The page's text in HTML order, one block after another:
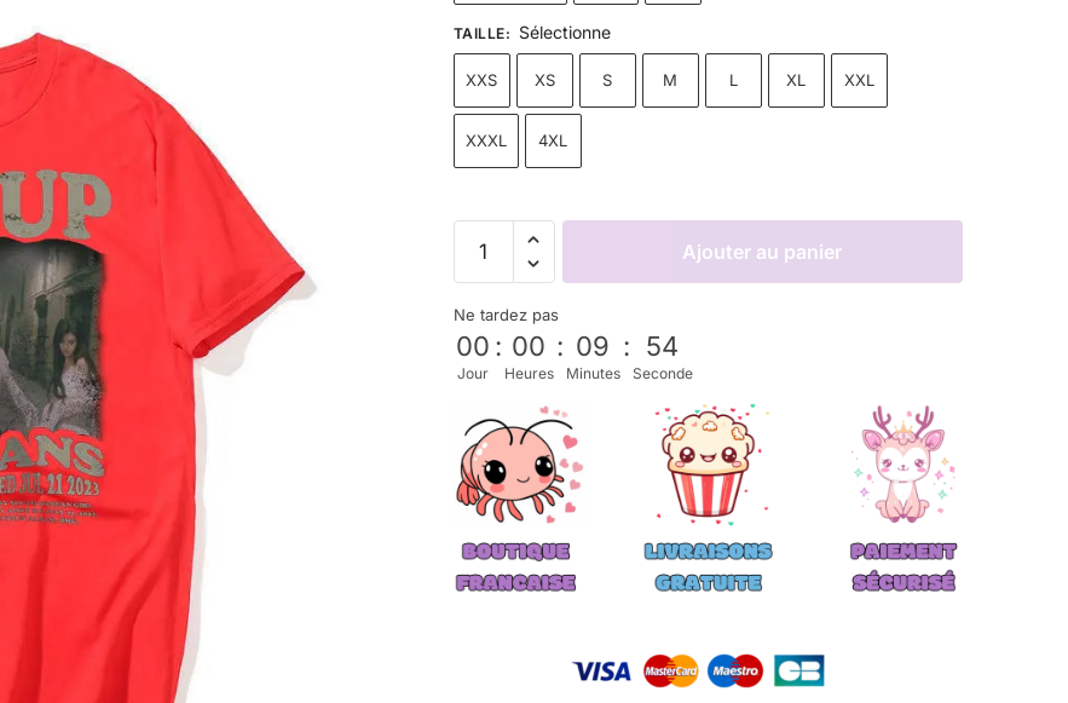
TAILLE: Sélectionne
XXS XS S M L XL XXL
XXXL 4XL
Ajouter au panier
Ne tardez pas
00
Jour
: 00
Heures
: 09
Minutes
: 53
Seconde